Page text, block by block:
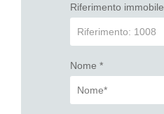
Riferimento immobile
Nome *